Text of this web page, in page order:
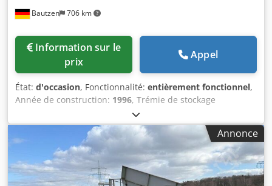
Bautzen 706 km
prix
Appel
État: d'occasion, Fonctionnalité: entièrement fonctionnel,
Année de construction: 1996, Trémie de stockage
d'occasion - Bande de convoyage à extraction - Bande
transporteuse Dcsdpfxszq S Avs Anfsk
Annonce